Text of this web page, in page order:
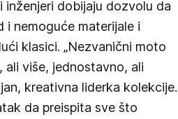
inženjeri dobijaju dozvolu da
i nemoguće materijale i
klasici. „Nezvanični moto
ali više, jednostavno, ali
kreativna liderka kolekcije.
da preispita sve što